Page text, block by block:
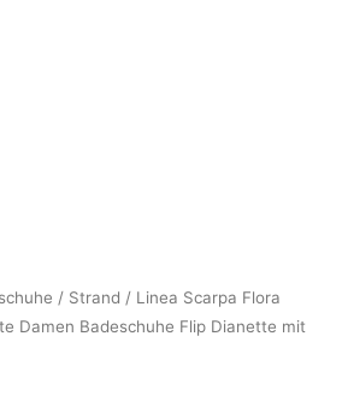
/ Strand / Linea Scarpa Flora
Damen Badeschuhe Flip Dianette mit